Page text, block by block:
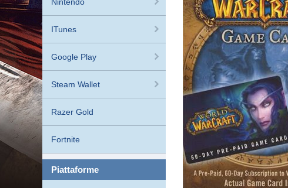
ITunes
Google Play
Steam Wallet
Razer Gold
Fortnite
piattaforme